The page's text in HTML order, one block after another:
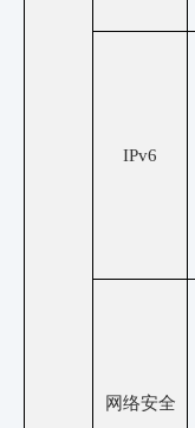
IPv6
网络安全